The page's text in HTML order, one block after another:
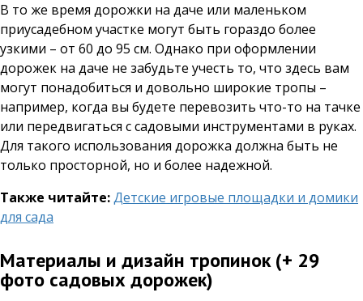
В то же время дорожки на даче или маленьком
приусадебном участке могут быть гораздо более
узкими – от 60 до 95 см. Однако при оформлении
дорожек на даче не забудьте учесть то, что здесь вам
могут понадобиться и довольно широкие тропы –
например, когда вы будете перевозить что-то на тачке
или передвигаться с садовыми инструментами в руках.
Для такого использования дорожка должна быть не
только просторной, но и более надежной.
Также читайте:Детские игровые площадки и домики
для сада
Материалы и дизайн тропинок (+ 29
фото садовых дорожек)